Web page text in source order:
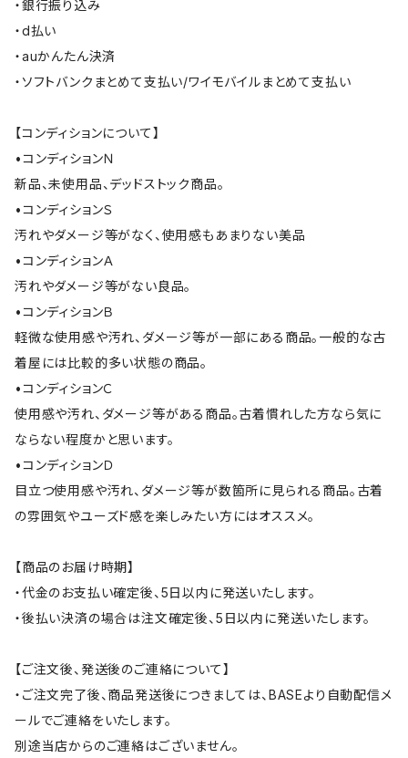
・銀行振り込み
・d払い
・auかんたん決済
・ソフトバンクまとめて支払い/ワイモバイルまとめて支払い
【コンディションについて】
•コンディションＮ
新品、未使用品、デッドストック商品。
•コンディションＳ
汚れやダメージ等がなく、使用感もあまりない美品
•コンディションＡ
汚れやダメージ等がない良品。
•コンディションＢ
軽微な使用感や汚れ、ダメージ等が一部にある商品。一般的な古
着屋には比較的多い状態の商品。
•コンディションＣ
使用感や汚れ、ダメージ等がある商品。古着慣れした方なら気に
ならない程度かと思います。
•コンディションＤ
目立つ使用感や汚れ、ダメージ等が数箇所に見られる商品。古着
の雰囲気やユーズド感を楽しみたい方にはオススメ。
【商品のお届け時期】
・代金のお支払い確定後、5日以内に発送いたします。
・後払い決済の場合は注文確定後、5日以内に発送いたします。
【ご注文後、発送後のご連絡について】
・ご注文完了後、商品発送後につきましては、BASEより自動配信メ
ールでご連絡をいたします。
別途当店からのご連絡はございません。